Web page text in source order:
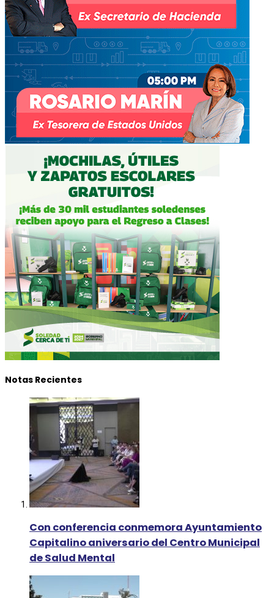
Notas Recientes
Con conferencia conmemora Ayuntamiento
Capitalino aniversario del Centro Municipal
de Salud Mental